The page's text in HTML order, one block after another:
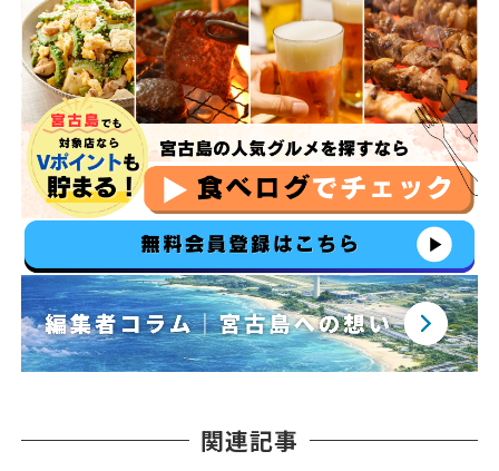
関連記事